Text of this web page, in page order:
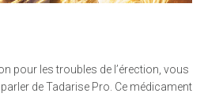
pour les troubles de l’érection, vous
de Tadarise Pro. Ce médicament